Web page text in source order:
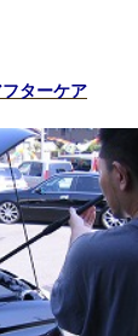
ターケア